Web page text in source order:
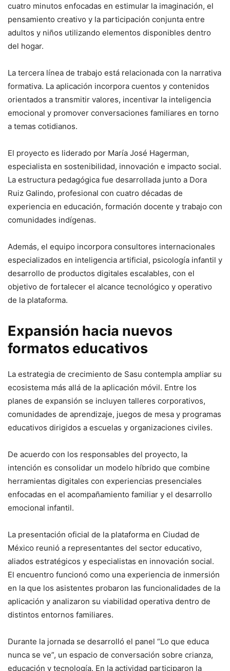
cuatro minutos enfocadas en estimular la imaginación, el
pensamiento creativo y la participación conjunta entre
adultos y niños utilizando elementos disponibles dentro
del hogar.
La tercera línea de trabajo está relacionada con la narrativa
formativa. La aplicación incorpora cuentos y contenidos
orientados a transmitir valores, incentivar la inteligencia
emocional y promover conversaciones familiares en torno
a temas cotidianos.
El proyecto es liderado por María José Hagerman,
especialista en sostenibilidad, innovación e impacto social.
La estructura pedagógica fue desarrollada junto a Dora
Ruiz Galindo, profesional con cuatro décadas de
experiencia en educación, formación docente y trabajo con
comunidades indígenas.
Además, el equipo incorpora consultores internacionales
especializados en inteligencia artificial, psicología infantil y
desarrollo de productos digitales escalables, con el
objetivo de fortalecer el alcance tecnológico y operativo
de la plataforma.
Expansión hacia nuevos
formatos educativos
La estrategia de crecimiento de Sasu contempla ampliar su
ecosistema más allá de la aplicación móvil. Entre los
planes de expansión se incluyen talleres corporativos,
comunidades de aprendizaje, juegos de mesa y programas
educativos dirigidos a escuelas y organizaciones civiles.
De acuerdo con los responsables del proyecto, la
intención es consolidar un modelo híbrido que combine
herramientas digitales con experiencias presenciales
enfocadas en el acompañamiento familiar y el desarrollo
emocional infantil.
La presentación oficial de la plataforma en Ciudad de
México reunió a representantes del sector educativo,
aliados estratégicos y especialistas en innovación social.
El encuentro funcionó como una experiencia de inmersión
en la que los asistentes probaron las funcionalidades de la
aplicación y analizaron su viabilidad operativa dentro de
distintos entornos familiares.
Durante la jornada se desarrolló el panel “Lo que educa
nunca se ve”, un espacio de conversación sobre crianza,
educación y tecnología. En la actividad participaron la